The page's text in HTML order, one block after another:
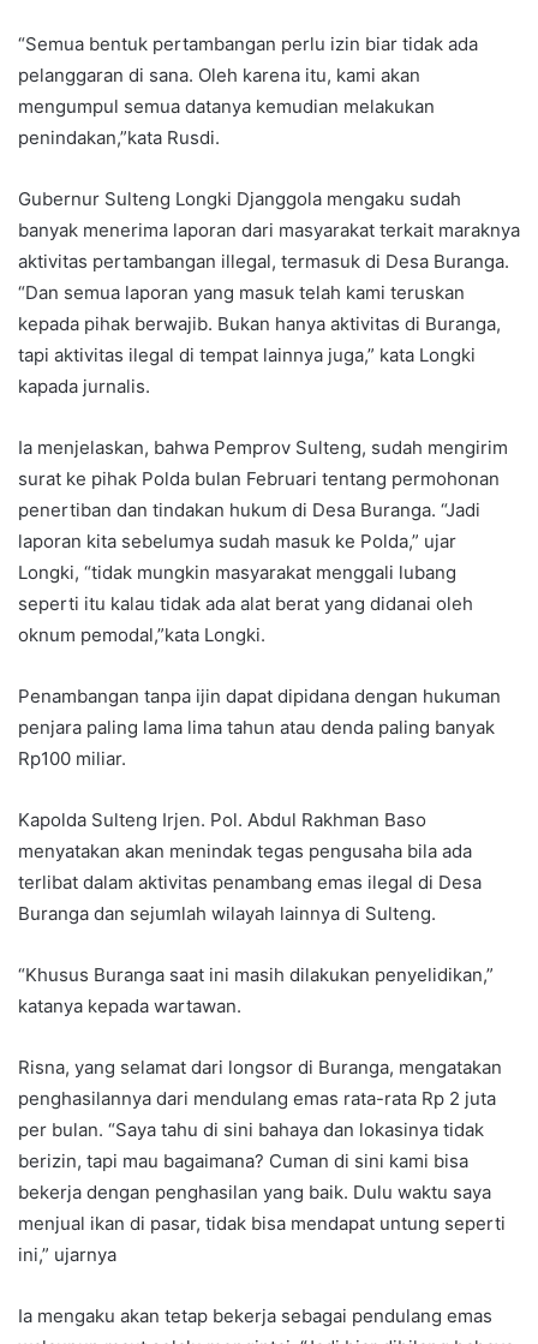
“Semua bentuk pertambangan perlu izin biar tidak ada
pelanggaran di sana. Oleh karena itu, kami akan
mengumpul semua datanya kemudian melakukan
penindakan,”kata Rusdi.
Gubernur Sulteng Longki Djanggola mengaku sudah
banyak menerima laporan dari masyarakat terkait maraknya
aktivitas pertambangan illegal, termasuk di Desa Buranga.
“Dan semua laporan yang masuk telah kami teruskan
kepada pihak berwajib. Bukan hanya aktivitas di Buranga,
tapi aktivitas ilegal di tempat lainnya juga,” kata Longki
kapada jurnalis.
Ia menjelaskan, bahwa Pemprov Sulteng, sudah mengirim
surat ke pihak Polda bulan Februari tentang permohonan
penertiban dan tindakan hukum di Desa Buranga. “Jadi
laporan kita sebelumya sudah masuk ke Polda,” ujar
Longki, “tidak mungkin masyarakat menggali lubang
seperti itu kalau tidak ada alat berat yang didanai oleh
oknum pemodal,”kata Longki.
Penambangan tanpa ijin dapat dipidana dengan hukuman
penjara paling lama lima tahun atau denda paling banyak
Rp100 miliar.
Kapolda Sulteng Irjen. Pol. Abdul Rakhman Baso
menyatakan akan menindak tegas pengusaha bila ada
terlibat dalam aktivitas penambang emas ilegal di Desa
Buranga dan sejumlah wilayah lainnya di Sulteng.
“Khusus Buranga saat ini masih dilakukan penyelidikan,”
katanya kepada wartawan.
Risna, yang selamat dari longsor di Buranga, mengatakan
penghasilannya dari mendulang emas rata-rata Rp 2 juta
per bulan. “Saya tahu di sini bahaya dan lokasinya tidak
berizin, tapi mau bagaimana? Cuman di sini kami bisa
bekerja dengan penghasilan yang baik. Dulu waktu saya
menjual ikan di pasar, tidak bisa mendapat untung seperti
ini,” ujarnya
Ia mengaku akan tetap bekerja sebagai pendulang emas